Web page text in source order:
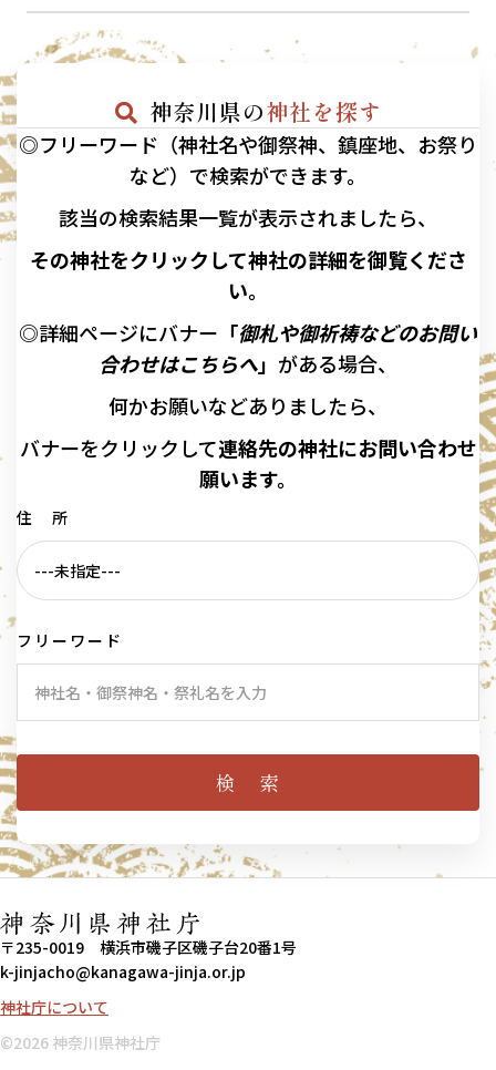
神奈川県の神社を探す
◎フリーワード（神社名や御祭神、鎮座地、お祭り
など）で検索ができます。
該当の検索結果一覧が表示されましたら、
その神社をクリックして神社の詳細を御覧くださ
い。
◎詳細ページにバナー 「御札や御祈祷などのお問い
合わせはこちらへ」 がある場合、
何かお願いなどありましたら、
バナーをクリックして連絡先の神社にお問い合わせ
願います。
住 所
フリーワード
〒235-0019 横浜市磯子区磯子台20番1号
k-jinjacho@kanagawa-jinja.or.jp
神社庁について
©︎2026 神奈川県神社庁